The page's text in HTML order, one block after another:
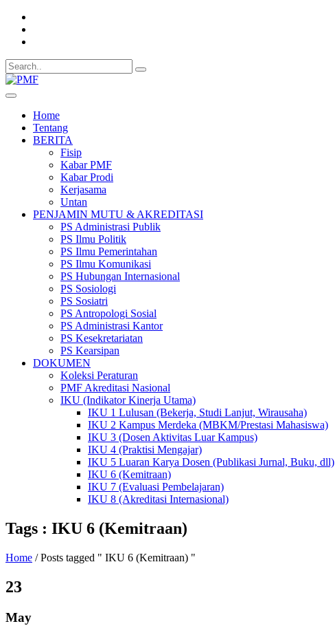
Home
Tentang
BERITA
Fisip
Kabar PMF
Kabar Prodi
Kerjasama
Untan
PENJAMIN MUTU & AKREDITASI
PS Administrasi Publik
PS Ilmu Politik
PS Ilmu Pemerintahan
PS Ilmu Komunikasi
PS Hubungan Internasional
PS Sosiologi
PS Sosiatri
PS Antropologi Sosial
PS Administrasi Kantor
PS Kesekretariatan
PS Kearsipan
DOKUMEN
Koleksi Peraturan
PMF Akreditasi Nasional
IKU (Indikator Kinerja Utama)
IKU 1 Lulusan (Bekerja, Studi Lanjut, Wirausaha)
IKU 2 Kampus Merdeka (MBKM/Prestasi Mahasiswa)
IKU 3 (Dosen Aktivitas Luar Kampus)
IKU 4 (Praktisi Mengajar)
IKU 5 Luaran Karya Dosen (Publikasi Jurnal, Buku, dll)
IKU 6 (Kemitraan)
IKU 7 (Evaluasi Pembelajaran)
IKU 8 (Akreditasi Internasional)
Tags : IKU 6 (Kemitraan)
Home / Posts tagged " IKU 6 (Kemitraan) "
23
May